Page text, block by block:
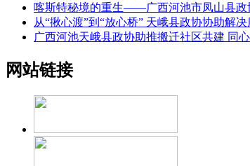
喀斯特秘境的重生——广西河池市凤山县政
从“揪心渡”到“放心桥” 天峨县政协协助解
广西河池天峨县政协助推搬迁社区共建 同心
网站链接